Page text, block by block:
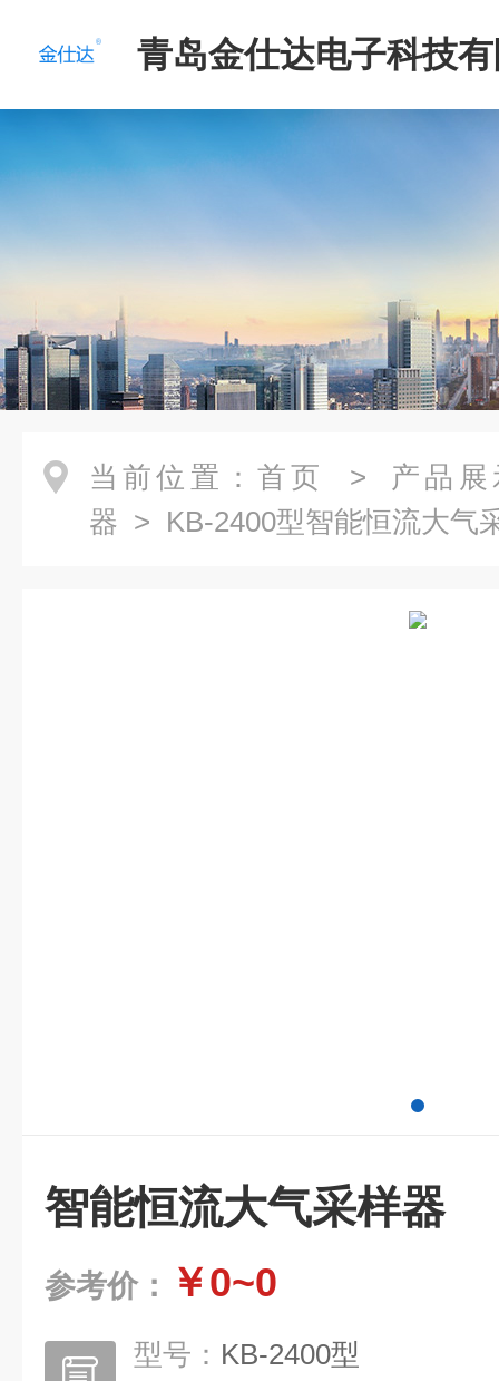
青岛金仕达电子科技
当前位置： 首页 > 产品展
器 > KB-2400型智能恒流大气
智能恒流大气采样器
参考价： ￥0~0
型号： KB-2400型